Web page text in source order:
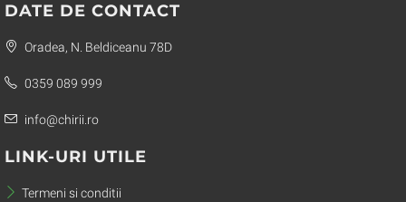
DATE DE CONTACT
Oradea, N. Beldiceanu 78D
0359 089 999
info@chirii.ro
LINK-URI UTILE
Termeni si conditii